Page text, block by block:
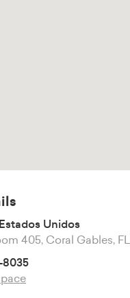
Unidos
405, Coral Gables, FL
8035